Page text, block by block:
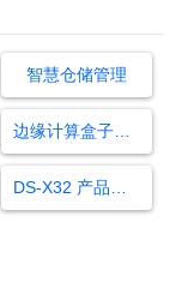
智慧仓储管理
边缘计算盒子怎么用